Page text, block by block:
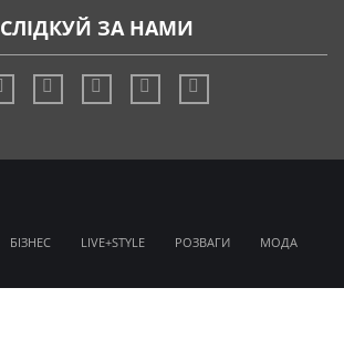
СЛІДКУЙ ЗА НАМИ
БІЗНЕС LIVE+STYLE РОЗВАГИ МОДА